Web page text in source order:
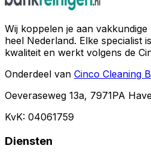
Wij koppelen je aan
heel Nederland. Elke specialist
kwaliteit en werkt volgens de
Onderdeel van Cinco Cleaning
Oeveraseweg 13a, 7971PA
KvK: 04061759
Diensten